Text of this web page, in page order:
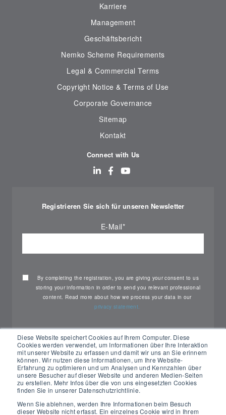
Diese Website speichert Cookies auf Ihrem Computer. Diese
Cookies werden verwendet, um Informationen über Ihre Interaktion
mit unserer Website zu erfassen und damit wir uns an Sie erinnern
können. Wir nutzen diese Informationen, um Ihre Website-
Erfahrung zu optimieren und um Analysen und Kennzahlen über
unsere Besucher auf dieser Website und anderen Medien-Seiten
zu erstellen. Mehr Infos über die von uns eingesetzten Cookies
finden Sie in unserer Datenschutzrichtlinie.
Wenn Sie ablehnen, werden Ihre Informationen beim Besuch
dieser Website nicht erfasst. Ein einzelnes Cookie wird in Ihrem
Karriere
Management
Geschäftsbericht
Nemko Scheme Requirements
Legal & Commercial Terms
Copyright Notice & Terms of Use
Corporate Governance
Sitemap
Kontakt
Connect with Us
Registrieren Sie sich für unseren Newsletter
E-Mail*
By completing the registration, you are giving your consent to us
storing your information in order to send you relevant professional
content. Read more about how we process your data in our
privacy statement.